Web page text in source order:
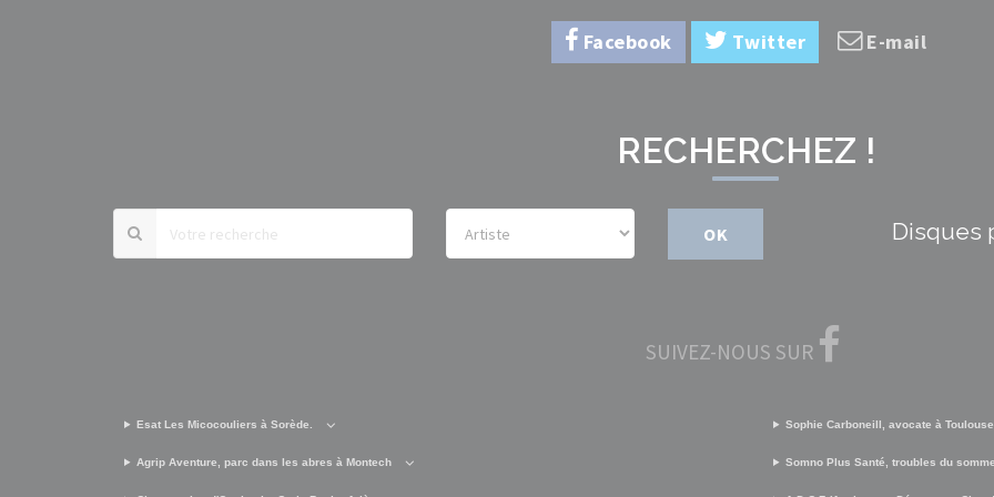
Facebook Twitter E-mail
RECHERCHEZ !
OK Disques
SUIVEZ-NOUS SUR
Esat Les Micocouliers à Sorède.
Agrip Aventure, parc dans les abres à Montech
Sophie Carboneill, avocate à Toulouse
Somno Plus Santé, troubles du